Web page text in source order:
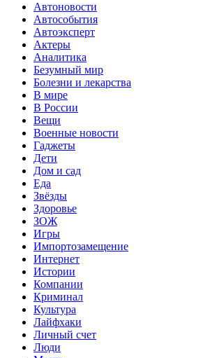
Автоновости
Автособытия
Автоэксперт
Актеры
Аналитика
Безумный мир
Болезни и лекарства
В мире
В России
Вещи
Военные новости
Гаджеты
Дети
Дом и сад
Еда
Звёзды
Здоровье
ЗОЖ
Игры
Импортозамещение
Интернет
Истории
Компании
Криминал
Культура
Лайфхаки
Личный счет
Люди